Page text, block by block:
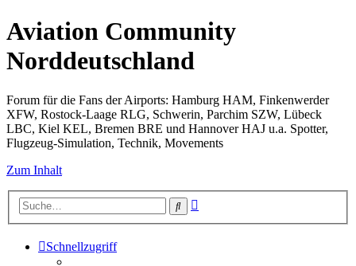
Aviation Community
Norddeutschland
Forum für die Fans der Airports: Hamburg HAM, Finkenwerder
XFW, Rostock-Laage RLG, Schwerin, Parchim SZW, Lübeck
LBC, Kiel KEL, Bremen BRE und Hannover HAJ u.a. Spotter,
Flugzeug-Simulation, Technik, Movements
Zum Inhalt
Suche
Schnellzugriff